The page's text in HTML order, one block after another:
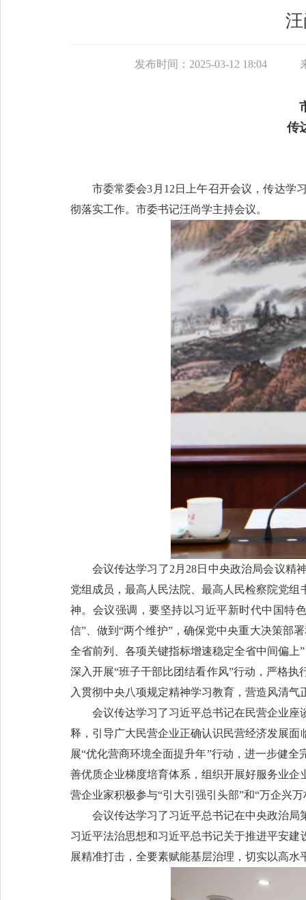
发布时间：2025-03-12 18:04
传
市委常委会3月12日上午召开会议，传达学
彻落实工作。市委书记汪尚学主持会议。
会议传达学习了2月28日中央政治局会议精
党组成员，最高人民法院、最高人民检察院党
神。会议强调，要坚持以习近平新时代中国特
信”、做到“两个维护”，确保党中央重大决策部
全省前列、各项关键指标增速稳定全省中间偏上
深入开展“班子干部比团结看作风”行动，严格
入贯彻中央八项规定精神学习教育，营造风清气
会议传达学习了习近平总书记在民营企业
释，引导广大民营企业正确认识民营经济发展
展“优化营商环境全面提升年”行动，进一步健
善优质企业梯度培育体系，组织开展好服务业
营企业家积极参与“引大引强引头部”和“万企兴
会议传达学习了习近平总书记在中央政治
习近平法治思想和习近平总书记关于推进平安
展精准打击，全要素赋能基层治理，切实以高水